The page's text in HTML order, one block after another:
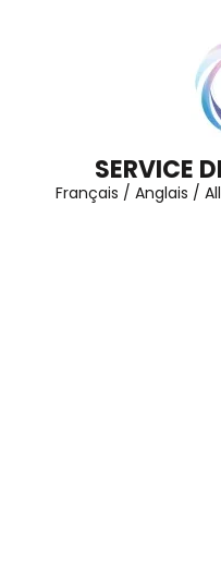
SERVICE
Français / Anglais /